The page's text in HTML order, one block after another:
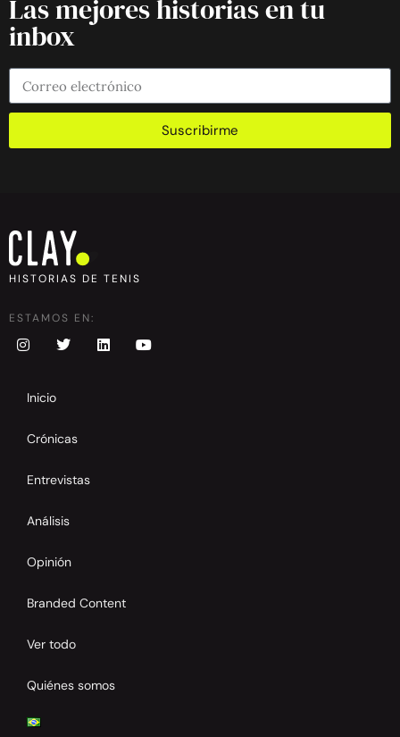
Las mejores historias en tu
inbox
Suscribirme
HISTORIAS DE TENIS
ESTAMOS EN:
Inicio
Crónicas
Entrevistas
Análisis
Opinión
Branded Content
Ver todo
Quiénes somos